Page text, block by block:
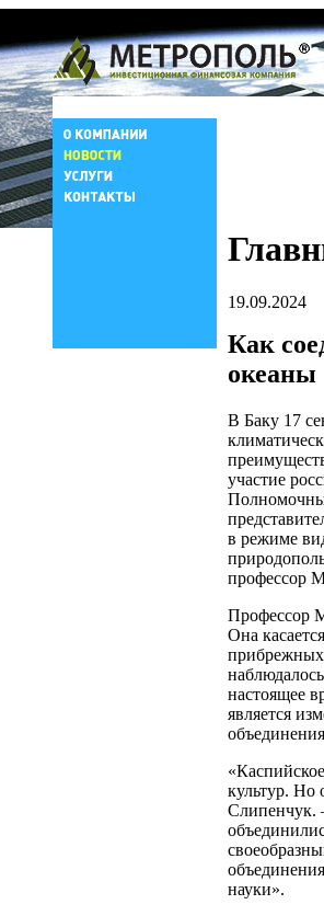
19.09.2024
Как
океаны
В Баку 17
участие
в режиме
профессор
Профессор
Она
прибрежных
настоящее
является
культур. Но
Слипенчук.
науки».